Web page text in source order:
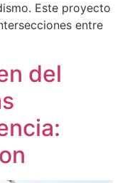
Este proyecto
entre
del